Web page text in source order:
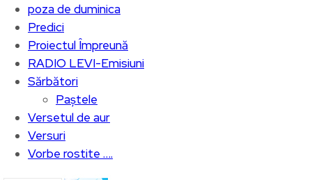
poza de duminica
Predici
Proiectul Împreună
RADIO LEVI-Emisiuni
Sărbători
Paștele
Versetul de aur
Versuri
Vorbe rostite ….